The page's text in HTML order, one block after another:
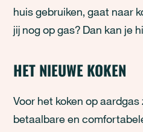
huis gebruiken, gaat naar
jij nog op gas? Dan kan je
HET NIEUWE KOKEN
Voor het koken op aardgas
betaalbare en